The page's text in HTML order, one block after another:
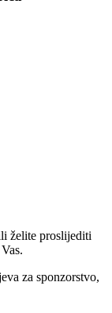
želite proslijediti
za sponzorstvo,